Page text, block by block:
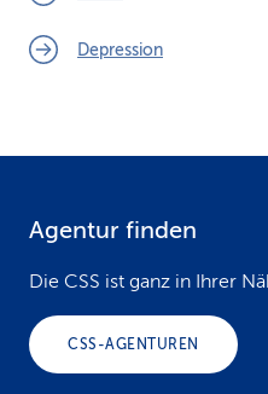
Depression
Agentur finden
Die CSS ist ganz in Ihrer
CSS-AGENTUREN